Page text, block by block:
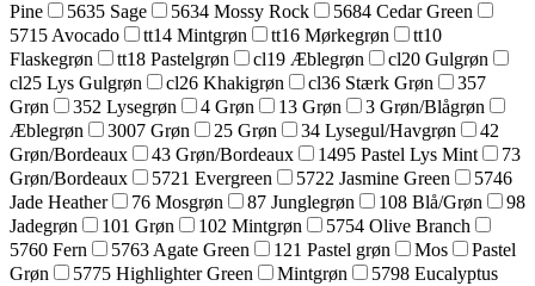
Pine
5635 Sage 5634 Mossy Rock
5684 Cedar Green
5715 Avocado
tt14 Mintgrøn tt16 Mørkegrøn
tt10
Flaskegrøn
tt18 Pastelgrøn cl19 Æblegrøn
cl20 Gulgrøn
cl25 Lys Gulgrøn
cl26 Khakigrøn cl36 Stærk Grøn
357
Grøn
352 Lysegrøn 4 Grøn 13 Grøn
3 Grøn/Blågrøn
Æblegrøn
3007 Grøn 25 Grøn 34 Lysegul/Havgrøn
42
Grøn/Bordeaux
43 Grøn/Bordeaux 1495 Pastel Lys Mint
73
Grøn/Bordeaux
5721 Evergreen 5722 Jasmine Green
5746
Jade Heather
76 Mosgrøn 87 Junglegrøn 108 Blå/Grøn
98
Jadegrøn
101 Grøn 102 Mintgrøn
5754 Olive Branch
5760 Fern
5763 Agate Green 121 Pastel grøn Mos
Pastel
Grøn
5775 Highlighter Green Mintgrøn
5798 Eucalyptus